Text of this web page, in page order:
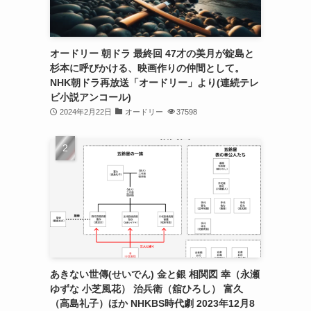
オードリー 朝ドラ 最終回 47才の美月が錠島と
杉本に呼びかける、映画作りの仲間として。
NHK朝ドラ再放送「オードリー」より(連続テレ
ビ小説アンコール)
2024年2月22日 オードリー 37598
あきない世傳(せいでん) 金と銀 相関図 幸（永瀬
ゆずな 小芝風花） 治兵衛（舘ひろし） 富久
（高島礼子）ほか NHKBS時代劇 2023年12月8